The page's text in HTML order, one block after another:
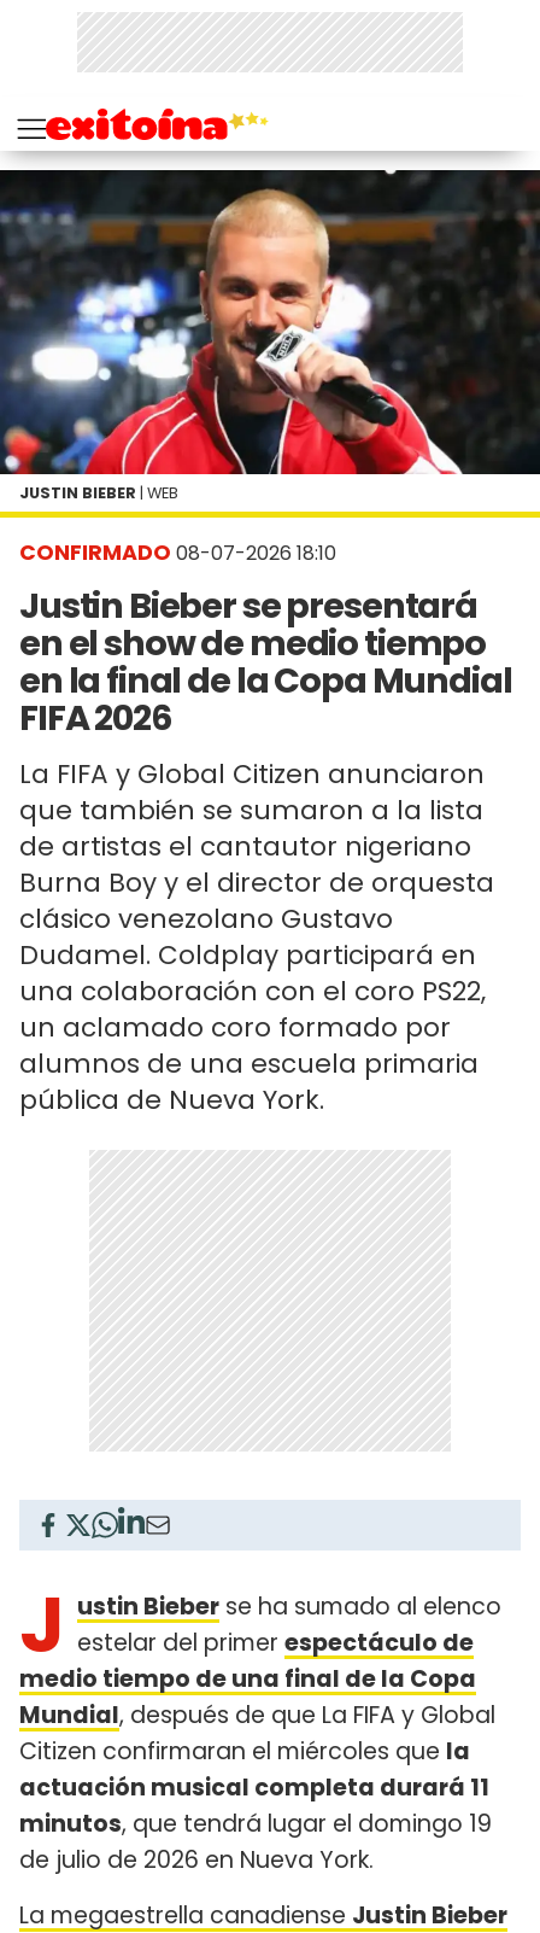
CONFIRMADO 08-07-2026 18:10
Justin Bieber se presentará
en el show de medio tiempo
en la final de la Copa Mundial
FIFA 2026
La FIFA y Global Citizen anunciaron
que también se sumaron a la lista
de artistas el cantautor nigeriano
Burna Boy y el director de orquesta
clásico venezolano Gustavo
Dudamel. Coldplay participará en
una colaboración con el coro PS22,
un aclamado coro formado por
alumnos de una escuela primaria
pública de Nueva York.
JUSTIN BIEBER | WEB
J ustin Bieber se ha sumado al elenco
estelar del primer espectáculo de
medio tiempo de una final de la Copa
Mundial, después de que La FIFA y Global
Citizen confirmaran el miércoles que la
actuación musical completa durará 11
minutos, que tendrá lugar el domingo 19
de julio de 2026 en Nueva York.
La megaestrella canadiense Justin Bieber